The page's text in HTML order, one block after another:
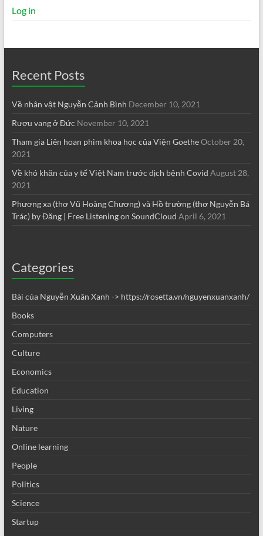
Log in
Recent Posts
Về nhân vật Nguyễn Cảnh Bình December 10, 2021
Rượu vang ở Đức November 10, 2021
Tham gia Liên hoan phim khoa học của Viện GoetheOctober 20,
2021
Về khó khăn của y tế Việt Nam trước dịch bệnh Covid August 28,
2021
Phương xa (thơ Vũ Hoàng Chương) và Hồ trường (thơ Nguyễn Bá
Trác) by Đăng | Free Listening on SoundCloud April 6, 2021
Categories
Bài của Nguyễn Xuân Xanh -> https://rosetta.vn/nguyenxuanxanh/
Books
Computers
Culture
Economics
Education
Living
Nature
Online learning
People
Politics
Science
Startup